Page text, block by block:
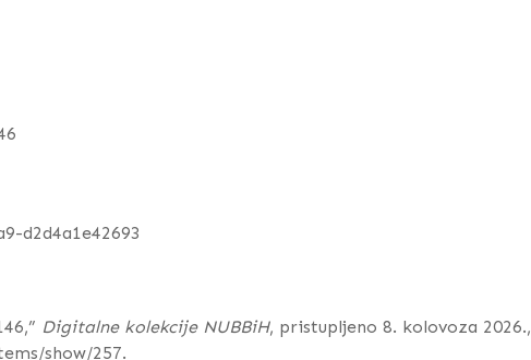
d2d4a1e42693
Digitalne kolekcije NUBBiH, pristupljeno 8. kolovoza 2026.,
show/257.